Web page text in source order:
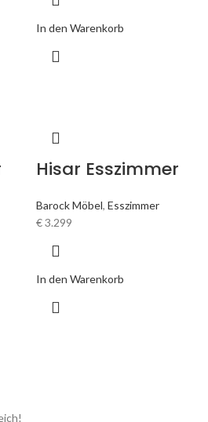
In den Warenkorb
Hisar Esszimmer
Barock Möbel, Esszimmer
€3.299
In den Warenkorb